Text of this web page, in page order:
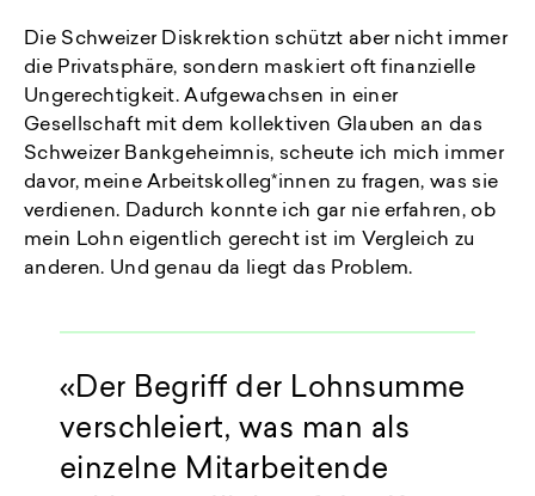
Die Schweizer Diskrektion schützt aber nicht immer
die Privatsphäre, sondern maskiert oft finanzielle
Ungerechtigkeit. Aufgewachsen in einer
Gesellschaft mit dem kollektiven Glauben an das
Schweizer Bankgeheimnis, scheute ich mich immer
davor, meine Arbeitskolleg*innen zu fragen, was sie
verdienen. Dadurch konnte ich gar nie erfahren, ob
mein Lohn eigentlich gerecht ist im Vergleich zu
anderen. Und genau da liegt das Problem.
Der Begriff der Lohnsumme
verschleiert, was man als
einzelne Mitarbeitende